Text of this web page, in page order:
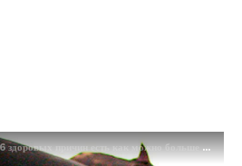
6 здоровых причин есть как можно больше баклажанов